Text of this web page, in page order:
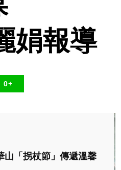
娟報導
0+
山「拐杖節」傳遞溫馨